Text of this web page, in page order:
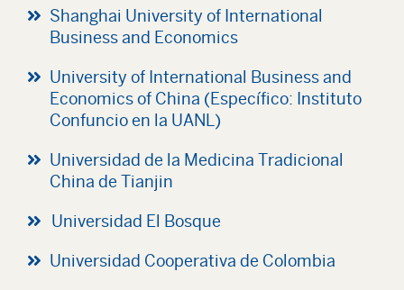
Shanghai University of International
Business and Economics
University of International Business and
Economics of China (Específico: Instituto
Confuncio en la UANL)
Universidad de la Medicina Tradicional
China de Tianjin
Universidad El Bosque
Universidad Cooperativa de Colombia